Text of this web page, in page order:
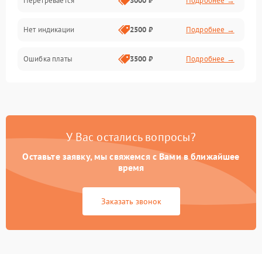
Нет индикации 2500 ₽ Подробнее →
Ошибка платы 3500 ₽ Подробнее →
У Вас остались вопросы?
Оставьте заявку, мы свяжемся с Вами в ближайшее
время
Заказать звонок